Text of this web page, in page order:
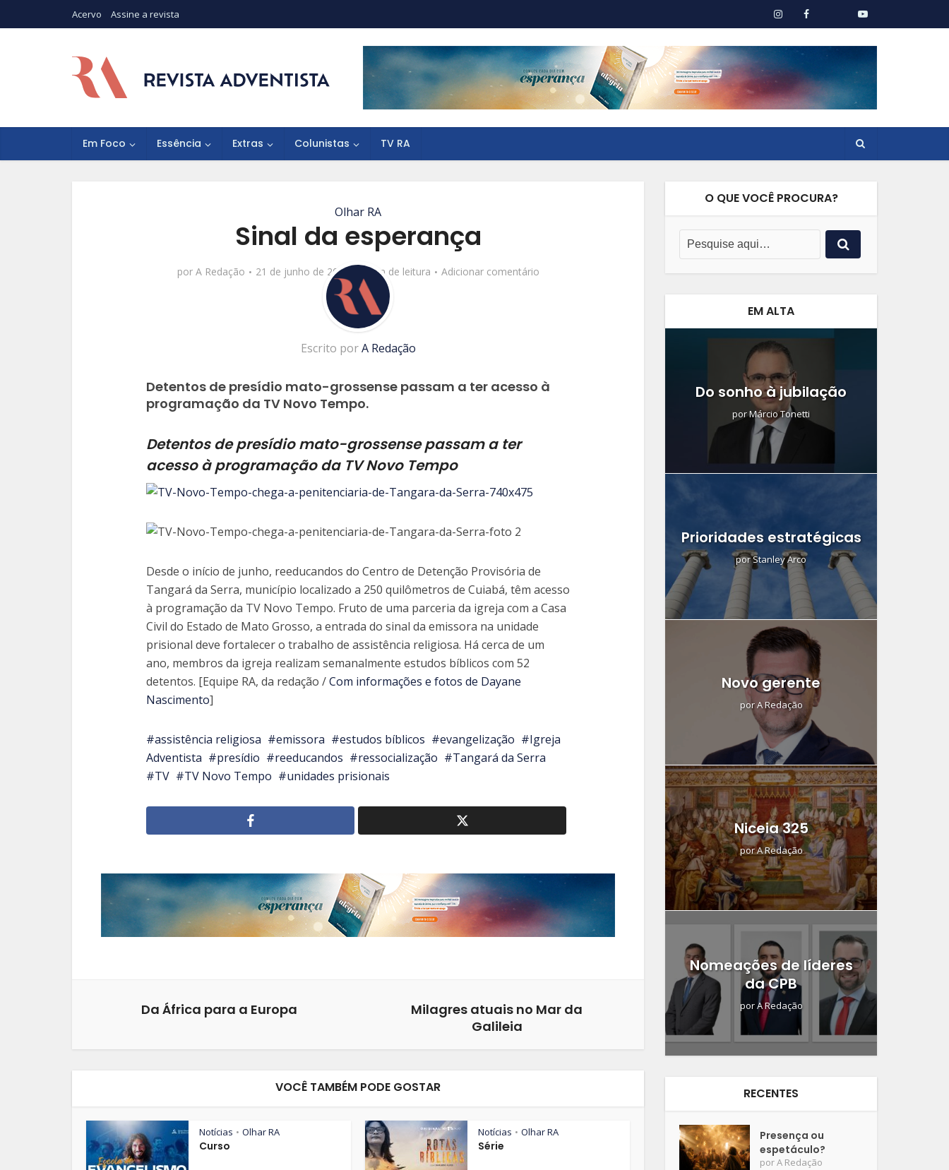
Acervo Assine a revista
Em Foco Essência Extras Colunistas TV RA
Olhar RA
Sinal da esperança
por A Redação 21 de junho de 2016 1 min de leitura Adicionar comentário
Escrito porA Redação
Detentos de presídio mato-grossense passam a ter acesso à
programação da TV Novo Tempo.
Detentos de presídio mato-grossense passam a ter
acesso à programação da TV Novo Tempo
Desde o início de junho, reeducandos do Centro de Detenção Provisória de
Tangará da Serra, município localizado a 250 quilômetros de Cuiabá, têm acesso
à programação da TV Novo Tempo. Fruto de uma parceria da igreja com a Casa
Civil do Estado de Mato Grosso, a entrada do sinal da emissora na unidade
prisional deve fortalecer o trabalho de assistência religiosa. Há cerca de um
ano, membros da igreja realizam semanalmente estudos bíblicos com 52
detentos. [Equipe RA, da redação /Com informações e fotos de Dayane
Nascimento]
assistência religiosa emissora estudos bíblicos evangelização
Igreja
Adventista
presídio reeducandos ressocialização
Tangará da Serra
TV
TV Novo Tempo unidades prisionais
Da África para a Europa
Milagres atuais no Mar da
Galileia
VOCÊ TAMBÉM PODE GOSTAR
Notícias • Olhar RA
Curso
Notícias • Olhar RA
Série
O QUE VOCÊ PROCURA?
EM ALTA
Do sonho à jubilação
porMárcio Tonetti
Prioridades estratégicas
porStanley Arco
Novo gerente
porA Redação
Niceia 325
porA Redação
Nomeações de líderes
da CPB
porA Redação
RECENTES
Presença ou
espetáculo?
porA Redação